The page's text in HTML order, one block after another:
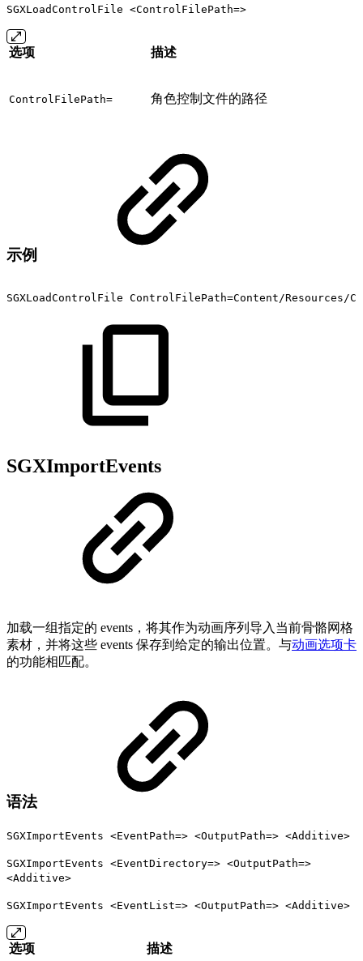
SGXLoadControlFile <ControlFilePath=>
选项 描述
ControlFilePath= 角色控制文件的路径
示例
SGXLoadControlFile ControlFilePath=Content/
SGXImportEvents
加载一组指定的 events，将其作为动画序列导入当前骨骼网格
素材，并将这些 events 保存到给定的输出位置。与动画选项卡
的功能相匹配。
语法
SGXImportEvents <EventPath=> <OutputPath=> <Additive>
SGXImportEvents <EventDirectory=> <OutputPath=>
<Additive>
SGXImportEvents <EventList=> <OutputPath=> <Additive>
选项 描述